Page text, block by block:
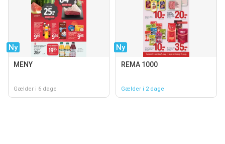
Ny
MENY
Gælder i 6 dage
Ny
REMA 1000
Gælder i 2 dage